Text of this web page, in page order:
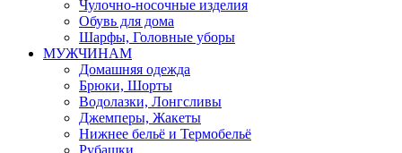
Чулочно-носочные изделия
Обувь для дома
Шарфы, Головные уборы
МУЖЧИНАМ
Домашняя одежда
Брюки, Шорты
Водолазки, Лонгсливы
Джемперы, Жакеты
Нижнее бельё и Термобельё
Рубашки